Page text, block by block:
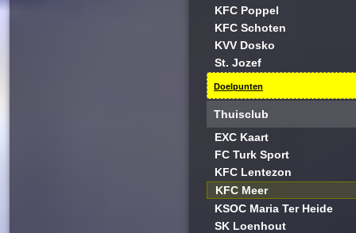
KFC Poppel
KFC Schoten
KVV Dosko
St. Jozef
Doelpunten
Thuisclub
EXC Kaart
FC Turk Sport
KFC Lentezon
KFC Meer
KSOC Maria Ter Heide
SK Loenhout